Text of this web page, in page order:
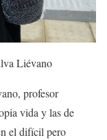
Liévano
profesor
vida y las de
el difícil pero